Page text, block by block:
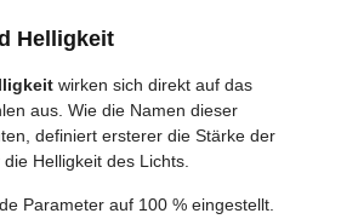
Helligkeit
wirken sich direkt auf das
aus. Wie die Namen dieser
definiert ersterer die Stärke der
Helligkeit des Lichts.
Parameter auf 100 % eingestellt.